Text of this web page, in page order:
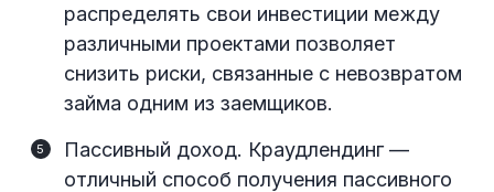
распределять свои инвестиции между
различными проектами позволяет
снизить риски, связанные с невозвратом
займа одним из заемщиков.
Пассивный доход. Краудлендинг —
отличный способ получения пассивного